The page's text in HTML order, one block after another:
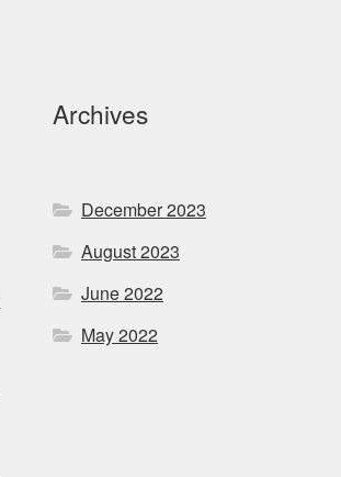
Archives
December 2023
August 2023
June 2022
May 2022